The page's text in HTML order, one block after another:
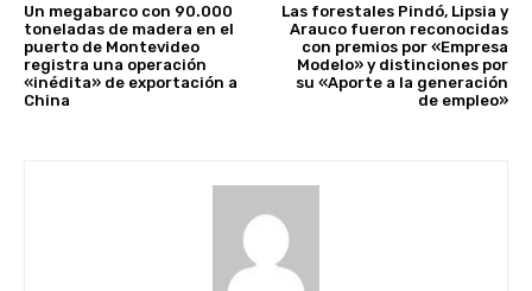
Un megabarco con 90.000
toneladas de madera en el
puerto de Montevideo
registra una operación
«inédita» de exportación a
China
Las forestales Pindó, Lipsia y
Arauco fueron reconocidas
con premios por «Empresa
Modelo» y distinciones por
su «Aporte a la generación
de empleo»